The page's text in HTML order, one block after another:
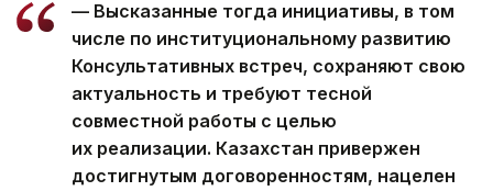
— Высказанные тогда инициативы, в том
числе по институциональному развитию
Консультативных встреч, сохраняют свою
актуальность и требуют тесной
совместной работы с целью
их реализации. Казахстан привержен
достигнутым договоренностям, нацелен